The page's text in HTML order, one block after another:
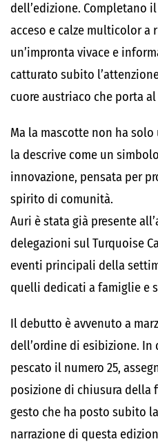
dell’edizione. Completano
acceso e calze multicolor a
un’impronta vivace e
catturato subito
cuore austriaco che porta
Ma la mascotte non ha
la descrive come un
innovazione, pensata per
spirito di comunità.
Auri è stata già presente
delegazioni sul Turquoise
eventi principali della
quelli dedicati a famiglie e
Il debutto è avvenuto a
dell’ordine di esibizione. In
pescato il numero 25,
posizione di chiusura della
gesto che ha posto subito
narrazione di questa